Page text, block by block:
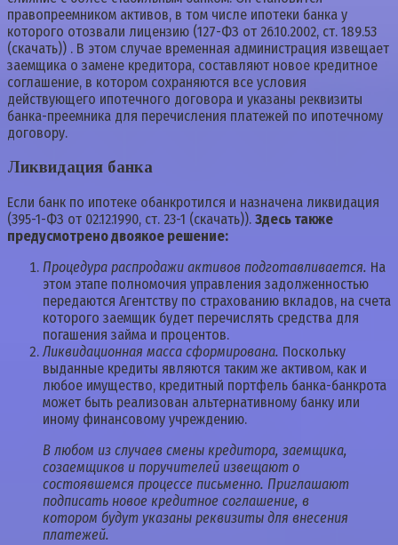
правопреемником активов, в том числе ипотеки банка у
которого отозвали лицензию (127-ФЗ от 26.10.2002, ст. 189.53
(скачать)) . В этом случае временная администрация извещает
заемщика о замене кредитора, составляют новое кредитное
соглашение, в котором сохраняются все условия
действующего ипотечного договора и указаны реквизиты
банка-преемника для перечисления платежей по ипотечному
договору.
Ликвидация банка
Если банк по ипотеке обанкротился и назначена ликвидация
(395-1-ФЗ от 02.12.1990, ст. 23-1 (скачать)). Здесь также
предусмотрено двоякое решение:
Процедура распродажи активов подготавливается. На
этом этапе полномочия управления задолженностью
передаются Агентству по страхованию вкладов, на счета
которого заемщик будет перечислять средства для
погашения займа и процентов.
Ликвидационная масса сформирована. Поскольку
выданные кредиты являются таким же активом, как и
любое имущество, кредитный портфель банка-банкрота
может быть реализован альтернативному банку или
иному финансовому учреждению.
В любом из случаев смены кредитора, заемщика,
созаемщиков и поручителей извещают о
состоявшемся процессе письменно. Приглашают
подписать новое кредитное соглашение, в
котором будут указаны реквизиты для внесения
платежей.